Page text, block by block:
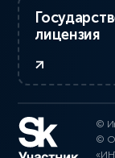
лицензия
©
©